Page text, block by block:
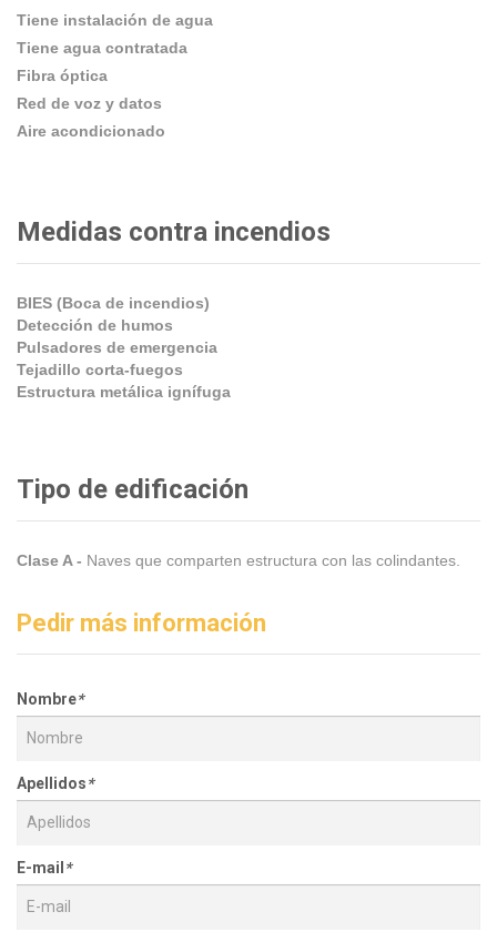
Tiene instalación de agua
Tiene agua contratada
Fibra óptica
Red de voz y datos
Aire acondicionado
Medidas contra incendios
BIES (Boca de incendios)
Detección de humos
Pulsadores de emergencia
Tejadillo corta-fuegos
Estructura metálica ignífuga
Tipo de edificación
Clase A - Naves que comparten estructura con las colindantes.
Pedir más información
Nombre*
Apellidos*
E-mail *